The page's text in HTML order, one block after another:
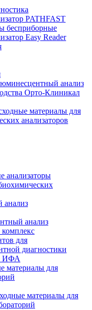
PATHFAST
бесприборные
Easy Reader
анализ
Орто-Клиникал
материалы для
анализаторов
анализаторы
анализ
для
диагностики
ИФА
материалы для
материалы для